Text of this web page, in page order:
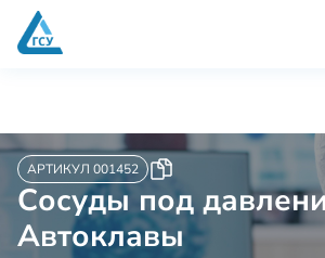
АРТИКУЛ 001452
Сосуды под
Автоклавы